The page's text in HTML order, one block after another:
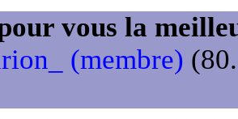
vous la
(membre)